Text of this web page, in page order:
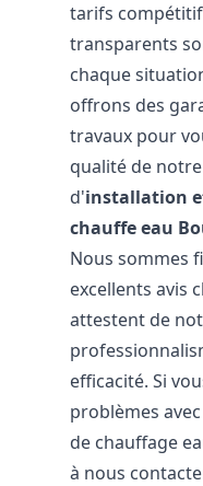
tarifs
transparents
chaque
offrons des
travaux pour
qualité de
d'installation
chauffe eau
Nous sommes
excellents avis
attestent de
efficacité. Si
problèmes
de chauffage
à nous